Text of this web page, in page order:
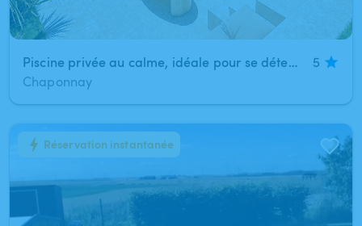
Piscine privée au calme, idéale pour se détendre en famille ou entre amis !
5
Chaponnay
1/7 Réservation instantanée